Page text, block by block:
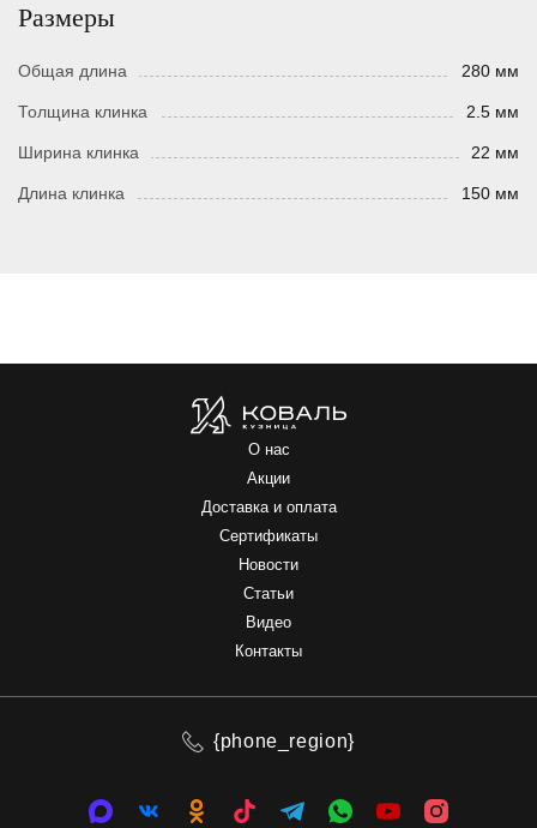
Размеры
Общая длина 280 мм
Толщина клинка 2.5 мм
Ширина клинка 22 мм
Длина клинка 150 мм
О нас
Акции
Доставка и оплата
Сертификаты
Новости
Статьи
Видео
Контакты
{phone_region}